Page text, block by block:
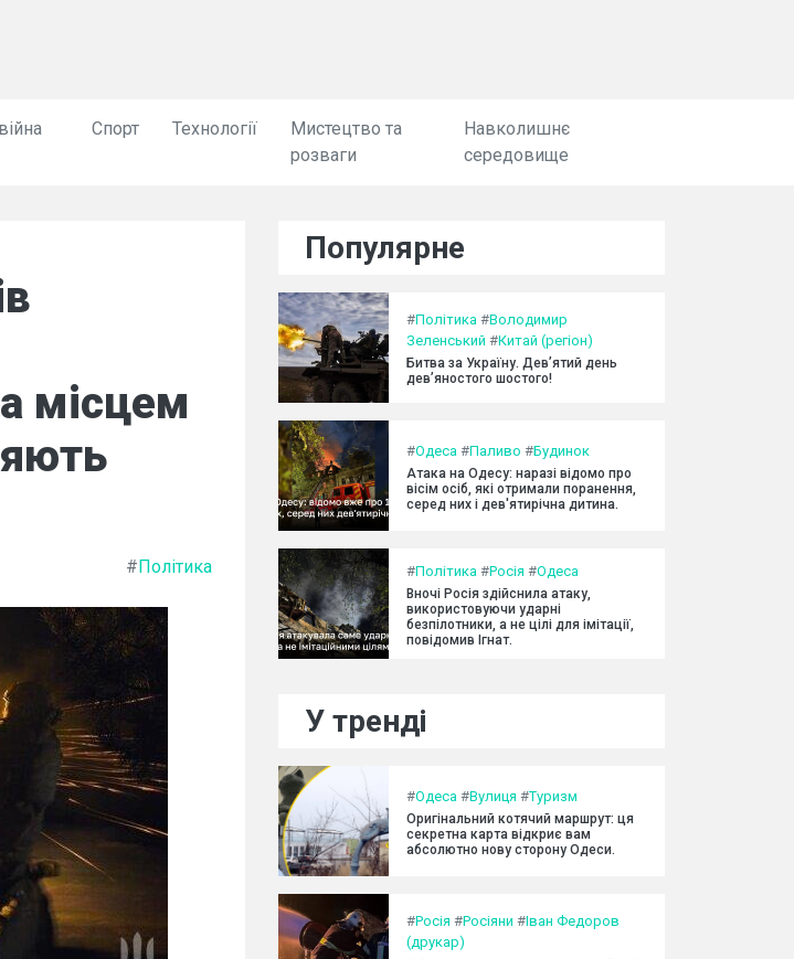
Спорт Технології
Мистецтво та
розваги
Навколишнє
середовище
місцем
#Політика
Популярне
#Політика #Володимир
Зеленський #Китай (регіон)
Битва за Україну. Дев’ятий день
дев’яностого шостого!
#Одеса #Паливо #Будинок
Атака на Одесу: наразі відомо про
вісім осіб, які отримали поранення,
серед них і дев'ятирічна дитина.
#Політика #Росія #Одеса
Вночі Росія здійснила атаку,
використовуючи ударні
безпілотники, а не цілі для імітації,
повідомив Ігнат.
У тренді
#Одеса #Вулиця #Туризм
Оригінальний котячий маршрут: ця
секретна карта відкриє вам
абсолютно нову сторону Одеси.
#Росія #Росіяни #Іван Федоров
(друкар)